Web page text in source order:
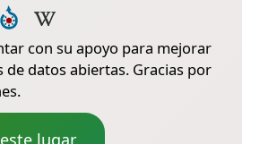
con su apoyo para mejorar
de datos abiertas. Gracias por
lugar